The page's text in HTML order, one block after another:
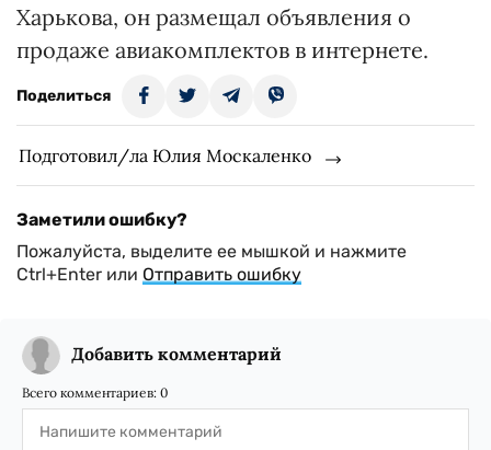
Харькова, он размещал объявления о
продаже авиакомплектов в интернете.
Поделиться
Подготовил/ла Юлия Москаленко
Заметили ошибку?
Пожалуйста, выделите ее мышкой и нажмите
Ctrl+Enter или Отправить ошибку
Добавить комментарий
Всего комментариев: 0